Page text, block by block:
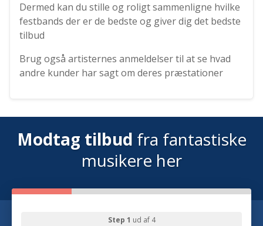
Dermed kan du stille og roligt sammenligne hvilke
festbands der er de bedste og giver dig det bedste
tilbud
Brug også artisternes anmeldelser til at se hvad
andre kunder har sagt om deres præstationer
Modtag tilbud fra fantastiske
musikere her
Step 1 ud af 4